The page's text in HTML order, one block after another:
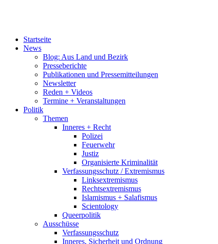
Startseite
News
Blog: Aus Land und Bezirk
Presseberichte
Publikationen und Pressemitteilungen
Newsletter
Reden + Videos
Termine + Veranstaltungen
Politik
Themen
Inneres + Recht
Polizei
Feuerwehr
Justiz
Organisierte Kriminalität
Verfassungsschutz / Extremismus
Linksextremismus
Rechtsextremismus
Islamismus + Salafismus
Scientology
Queerpolitik
Ausschüsse
Verfassungsschutz
Inneres, Sicherheit und Ordnung